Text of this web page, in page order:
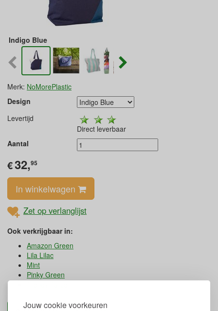
Jouw cookie voorkeuren
Indigo Blue
Merk: NoMorePlastic
Design
Levertijd
Direct leverbaar
Aantal
€32,95
In winkelwagen
Zet op verlanglijst
Ook verkrijgbaar in:
Amazon Green
Lila Lilac
Mint
Pinky Green